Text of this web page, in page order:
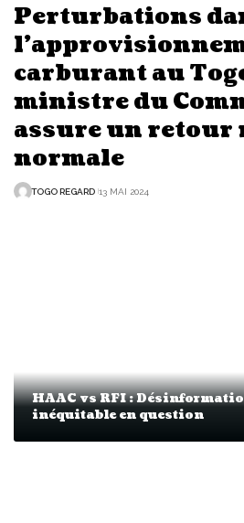
Perturbations
carburant au
ministre du
assure un retour
normale
TOGO REGARD 13 MAI 2024
HAAC vs RFI :
inéquitable en question